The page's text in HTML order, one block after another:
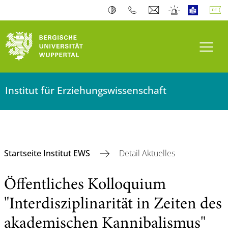
Institut für Erziehungswissenschaft
Startseite Institut EWS Detail Aktuelles
Öffentliches Kolloquium
"Interdisziplinarität in Zeiten des
akademischen Kannibalismus"